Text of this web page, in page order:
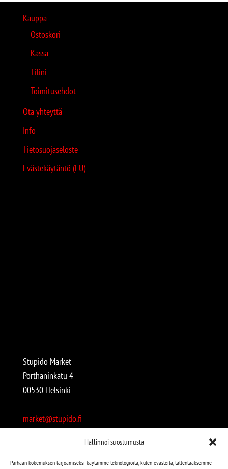
Hallinnoi suostumusta
Parhaan kokemuksen tarjoamiseksi käytämme teknologioita, kuten evästeitä, tallentaaksemme
Kauppa
Ostoskori
Kassa
Tilini
Toimitusehdot
Ota yhteyttä
Info
Tietosuojaseloste
Evästekäytäntö (EU)
Stupido Market
Porthaninkatu 4
00530 Helsinki
market@stupido.fi
Avoinna: